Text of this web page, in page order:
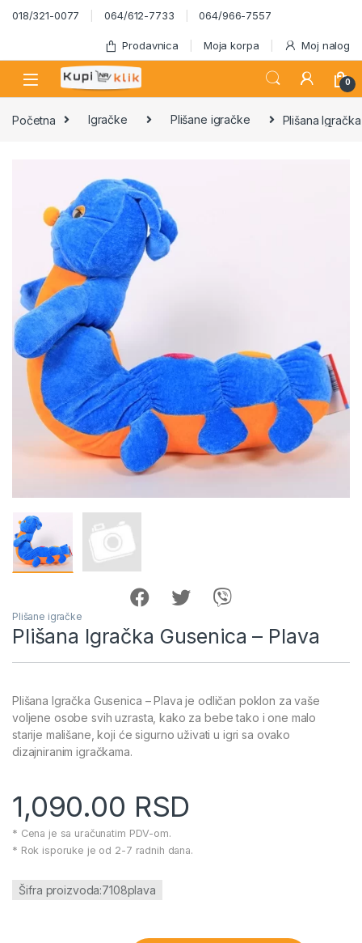
Skip to navigation
Skip to content
018/321-0077 064/612-7733 064/966-7557
Prodavnica Moja korpa Moj nalog
0
Početna Igračke Plišane igračke Plišana
Plišane igračke
Plišana Igračka Gusenica – Plava
Plišana Igračka Gusenica – Plava je odličan poklon za vaše
voljene osobe svih uzrasta, kako za bebe tako i one malo
starije mališane, koji će sigurno uživati u igri sa ovako
dizajniranim igračkama.
1,090.00 RSD
* Cena je sa uračunatim PDV-om.
* Rok isporuke je od 2-7 radnih dana.
Šifra proizvoda:7108plava